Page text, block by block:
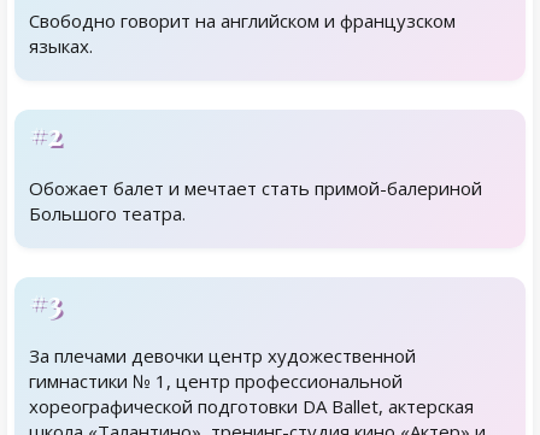
Свободно говорит на английском и французском
языках.
#2
Обожает балет и мечтает стать примой-балериной
Большого театра.
#3
За плечами девочки центр художественной
гимнастики № 1, центр профессиональной
хореографической подготовки DA Ballet, актерская